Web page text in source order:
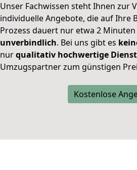
Unser Fachwissen steht Ihnen zur
individuelle Angebote, die auf Ihre
Prozess dauert nur etwa 2
unverbindlich. Bei uns gibt es
nurqualitativ hochwertige
Umzugspartner zum günstigen
Kostenlose